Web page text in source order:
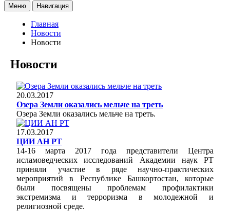
Меню Навигация
Главная
Новости
Новости
Новости
20.03.2017
Озера Земли оказались мельче на треть
Озера Земли оказались мельче на треть.
17.03.2017
ЦИИ АН РТ
14-16 марта 2017 года представители Центра
исламоведческих исследований Академии наук РТ
приняли участие в ряде научно-практических
мероприятий в Республике Башкортостан, которые
были посвящены проблемам профилактики
экстремизма и терроризма в молодежной и
религиозной среде.